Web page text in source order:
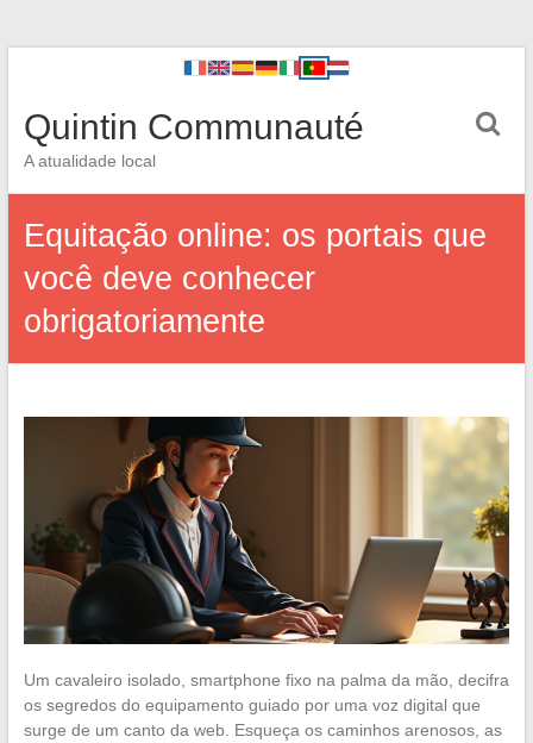
Quintin Communauté
A atualidade local
Equitação online: os portais que
você deve conhecer
obrigatoriamente
Um cavaleiro isolado, smartphone fixo na palma da mão, decifra
os segredos do equipamento guiado por uma voz digital que
surge de um canto da web. Esqueça os caminhos arenosos, as